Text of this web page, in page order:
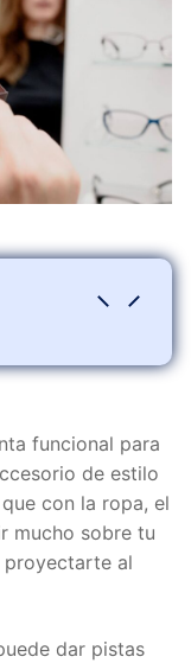
las gafas
funcional para
de estilo
con la ropa, el
mucho sobre tu
proyectarte al
dar pistas